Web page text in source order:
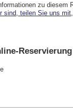
zu diesem
sind, teilen Sie uns
Reservierung